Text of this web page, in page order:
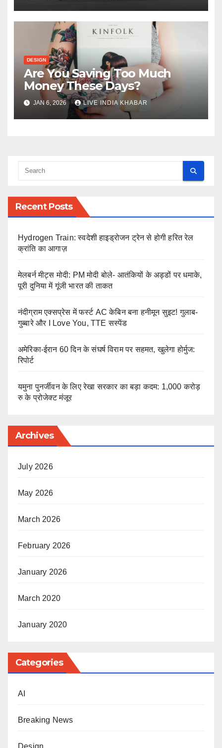
DESIGN
Are You Saving Too Much
Money These Days?
JAN 6, 2026 LIVE INDIA KHABAR
Recent Posts
Hydrogen Train: स्वदेशी हाइड्रोजन ट्रेन से होगी हरित रेल
क्रांति का आगाज़
मेलबर्न मीट्स मोदी: PM मोदी बोले- आतंकियों के अड्डों पर धमाके,
पूरी दुनिया में गूंजी भारत की ताकत
नंदीग्राम एक्सप्रेस में फर्स्ट AC केबिन बना हनीमून सुइट! गुलाब-
गुब्बारे और I Love You, TTE सस्पेंड
अमेरिका-ईरान 60 दिन के संघर्ष विराम पर सहमत, खुलेगा होर्मुज:
रिपोर्ट
यमुना पुनर्जीवन के लिए रेखा सरकार का बड़ा कदम: 1,000 करोड़
रु के प्रोजेक्ट मंजूर
Archives
July 2026
May 2026
March 2026
February 2026
January 2026
March 2020
January 2020
Categories
AI
Breaking News
Design